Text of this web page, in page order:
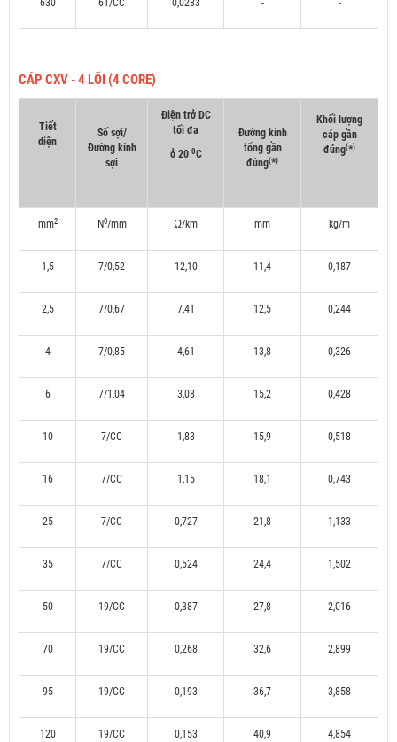
630 61/CC 0,0283 - -
CÁP CXV - 4 LÕI (4 CORE)
Tiết
diện
Số sợi/
Đường kính
sợi
Điện trở DC
tối đa
ở 20 0C
Đường kính
tổng gần
đúng(*)
Khối lượng
cáp gần
đúng(*)
mm2 N0/mm Ω/km mm kg/m
1,5 7/0,52 12,10 11,4 0,187
2,5 7/0,67 7,41 12,5 0,244
4 7/0,85 4,61 13,8 0,326
6 7/1,04 3,08 15,2 0,428
10 7/CC 1,83 15,9 0,518
16 7/CC 1,15 18,1 0,743
25 7/CC 0,727 21,8 1,133
35 7/CC 0,524 24,4 1,502
50 19/CC 0,387 27,8 2,016
70 19/CC 0,268 32,6 2,899
95 19/CC 0,193 36,7 3,858
120 19/CC 0,153 40,9 4,854